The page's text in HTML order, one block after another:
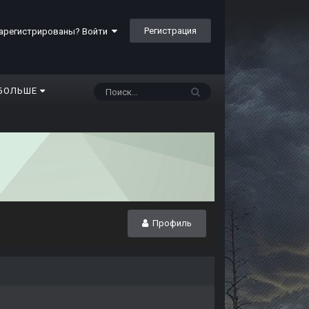
Войти Регистрация
Профиль